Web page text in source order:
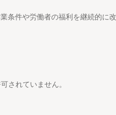
条件や労働者の福利を継続的に
されていません。